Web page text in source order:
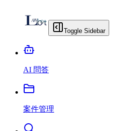
Toggle Sidebar
AI 問答
案件管理